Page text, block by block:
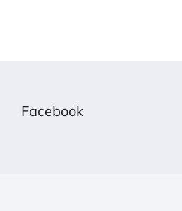
Facebook